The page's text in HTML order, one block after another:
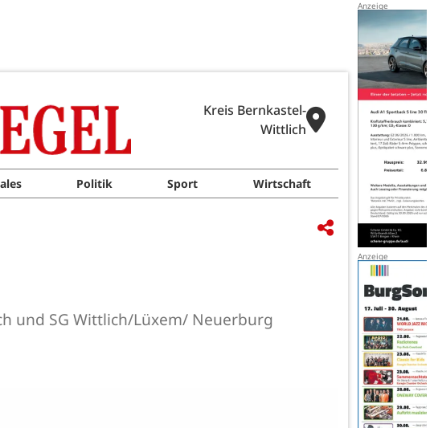
Kreis Bernkastel-
Wittlich
Politik Sport Wirtschaft
und SG Wittlich/Lüxem/ Neuerburg